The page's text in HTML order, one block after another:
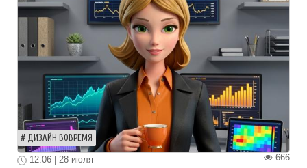
ДИЗАЙН ВОВРЕМЯ
666
12:06 | 28 июля